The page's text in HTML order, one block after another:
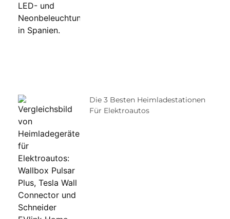
Die 3 Besten Heimladestationen
Für Elektroautos